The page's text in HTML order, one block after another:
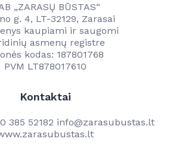
„ZARASŲ BŪSTAS“
g. 4, LT-32129, Zarasai
kaupiami ir saugomi
asmenų registre
kodas: 187801768
PVM LT878017610
Kontaktai
385 52182 info@zarasubustas.lt